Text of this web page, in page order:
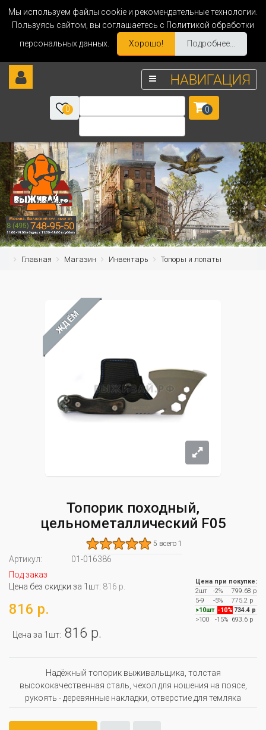
Мы используем файлы cookie и рекомендательные технологии.
Пользуясь сайтом, вы соглашаетесь с Политикой обработки
персональных данных.
Хорошо! Подробнее...
НАВИГАЦИЯ
0 0
Главная Магазин Инвентарь Топоры и лопаты
ЖДЁМ
Топорик походный,
цельнометаллический F05
5 всего 1
Артикул:
01-016386
Под заказ
Цена без скидки за 1шт: 816 р.
816 р.
Цена за 1шт: 816 р.
Цена при покупке:
2шт
-2%
799.68 р
5-9
-5%
775.2 р
>10шт -10% 734.4 р
>100
-15% 693.6 р
Надёжный топорик выживальщика, толстая
высококачественная сталь, чехол для ношения на поясе,
рукоять - деревянные накладки, отверстие для темляка